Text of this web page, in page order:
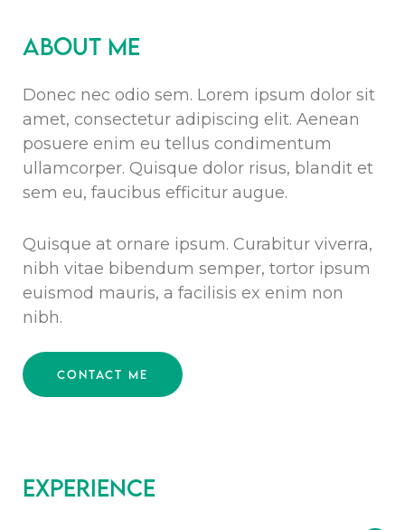
About me
Donec nec odio sem. Lorem ipsum dolor sit
amet, consectetur adipiscing elit. Aenean
posuere enim eu tellus condimentum
ullamcorper. Quisque dolor risus, blandit et
sem eu, faucibus efficitur augue.
Quisque at ornare ipsum. Curabitur viverra,
nibh vitae bibendum semper, tortor ipsum
euismod mauris, a facilisis ex enim non
nibh.
CONTACT ME
Experience